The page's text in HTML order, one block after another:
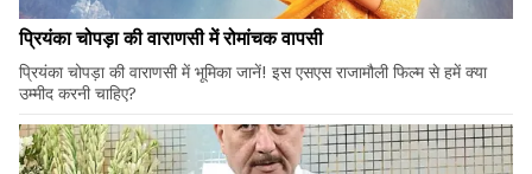
प्रियंका चोपड़ा की वाराणसी में रोमांचक वापसी
प्रियंका चोपड़ा की वाराणसी में भूमिका जानें! इस एसएस राजामौली फिल्म से हमें क्या
उम्मीद करनी चाहिए?